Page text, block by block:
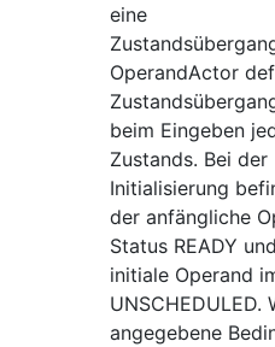
eine
OperandActor
beim Eingeben
Zustands. Bei der
Initialisierung
der anfängliche
Status READY
initiale Operand
UNSCHEDULED.
angegebene